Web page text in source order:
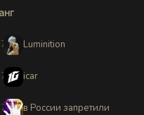
Luminition
icar
в Poccии запретили